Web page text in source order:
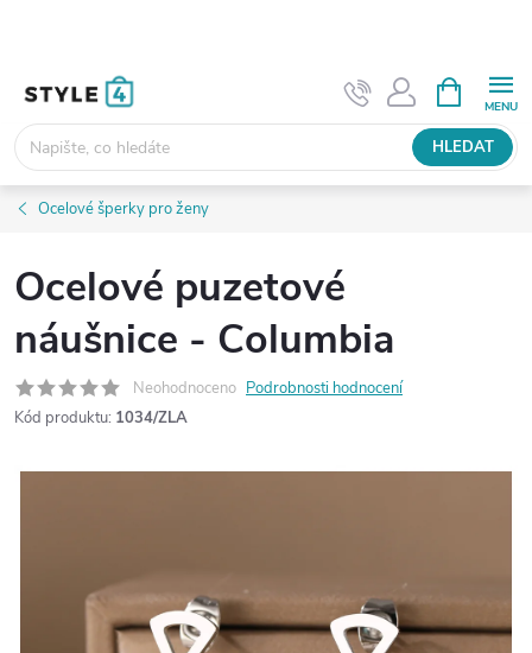
HLEDAT
NÁKUPNÍ
KOŠÍK
Ocelové šperky pro ženy
Ocelové puzetové
náušnice - Columbia
Neohodnoceno Podrobnosti hodnocení
Kód produktu: 1034/ZLA